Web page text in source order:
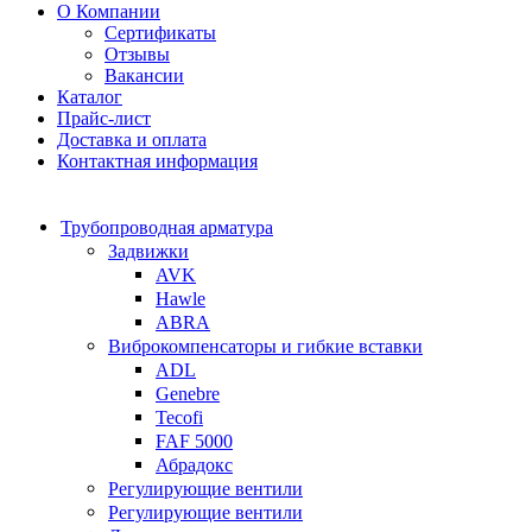
О Компании
Сертификаты
Отзывы
Вакансии
Каталог
Прайс-лист
Доставка и оплата
Контактная информация
Трубопроводная арматура
Задвижки
AVK
Hawle
ABRA
Виброкомпенсаторы и гибкие вставки
ADL
Genebre
Tecofi
FAF 5000
Абрадокс
Регулирующие вентили
Регулирующие вентили